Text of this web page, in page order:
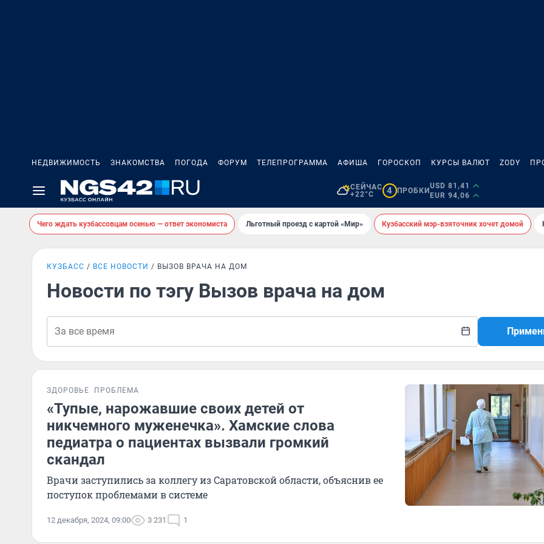
НЕДВИЖИМОСТЬ ЗНАКОМСТВА ПОГОДА ФОРУМ ТЕЛЕПРОГРАММА АФИША ГОРОСКОП КУРСЫ ВАЛЮТ ZODY
СЕЙЧАС
+22°C
4 ПРОБКИ
USD 81,41
EUR 94,06
Чего ждать кузбассовцам осенью — ответ экономиста Льготный проезд с картой «Мир» Кузбасский мэр-взяточник хочет домой
КУЗБАСС ВСЕ НОВОСТИ ВЫЗОВ ВРАЧА НА ДОМ
Новости по тэгу Вызов врача на дом
ЗДОРОВЬЕ ПРОБЛЕМА
«Тупые, нарожавшие своих детей от
никчемного муженечка». Хамские слова
педиатра о пациентах вызвали громкий
скандал
Врачи заступились за коллегу из Саратовской области, объяснив ее
поступок проблемами в системе
12 декабря, 2024, 09:00 3 231 1